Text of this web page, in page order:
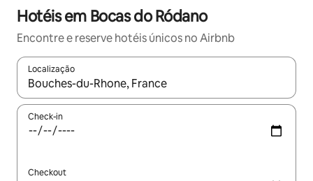
Hotéis em Bocas do Ródano
Encontre e reserve hotéis únicos no Airbnb
Localização
Quando os resultados estiverem disponíveis, explore-os
Check-in
Checkout